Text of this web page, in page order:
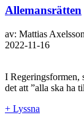
Allemansrätten
av: Mattias Axelsson
2022-11-16
I Regeringsformen,
det att ”alla ska ha
+ Lyssna